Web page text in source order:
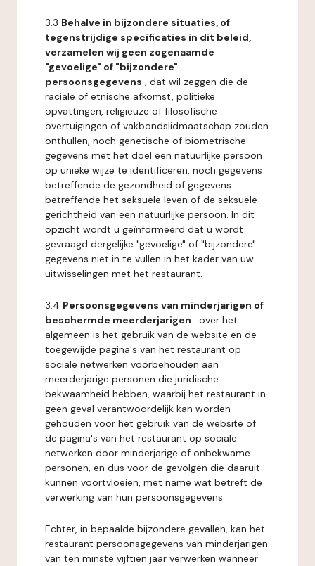
3.3 Behalve in bijzondere situaties, of
tegenstrijdige specificaties in dit beleid,
verzamelen wij geen zogenaamde
"gevoelige" of "bijzondere"
persoonsgegevens , dat wil zeggen die de
raciale of etnische afkomst, politieke
opvattingen, religieuze of filosofische
overtuigingen of vakbondslidmaatschap zouden
onthullen, noch genetische of biometrische
gegevens met het doel een natuurlijke persoon
op unieke wijze te identificeren, noch gegevens
betreffende de gezondheid of gegevens
betreffende het seksuele leven of de seksuele
gerichtheid van een natuurlijke persoon. In dit
opzicht wordt u geïnformeerd dat u wordt
gevraagd dergelijke "gevoelige" of "bijzondere"
gegevens niet in te vullen in het kader van uw
uitwisselingen met het restaurant.
3.4 Persoonsgegevens van minderjarigen of
beschermde meerderjarigen : over het
algemeen is het gebruik van de website en de
toegewijde pagina's van het restaurant op
sociale netwerken voorbehouden aan
meerderjarige personen die juridische
bekwaamheid hebben, waarbij het restaurant in
geen geval verantwoordelijk kan worden
gehouden voor het gebruik van de website of
de pagina's van het restaurant op sociale
netwerken door minderjarige of onbekwame
personen, en dus voor de gevolgen die daaruit
kunnen voortvloeien, met name wat betreft de
verwerking van hun persoonsgegevens.
Echter, in bepaalde bijzondere gevallen, kan het
restaurant persoonsgegevens van minderjarigen
van ten minste vijftien jaar verwerken wanneer